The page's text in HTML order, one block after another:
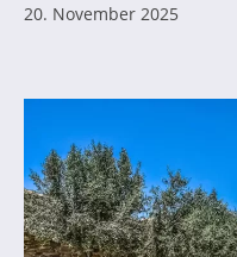
20. November 2025